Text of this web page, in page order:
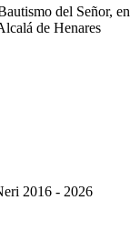
del Señor, en
de Henares
2016 - 2026